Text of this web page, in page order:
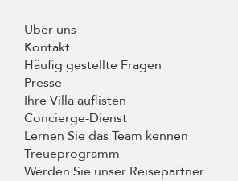
Über uns
Kontakt
Häufig gestellte Fragen
Presse
Ihre Villa auflisten
Concierge-Dienst
Lernen Sie das Team kennen
Treueprogramm
Werden Sie unser Reisepartner